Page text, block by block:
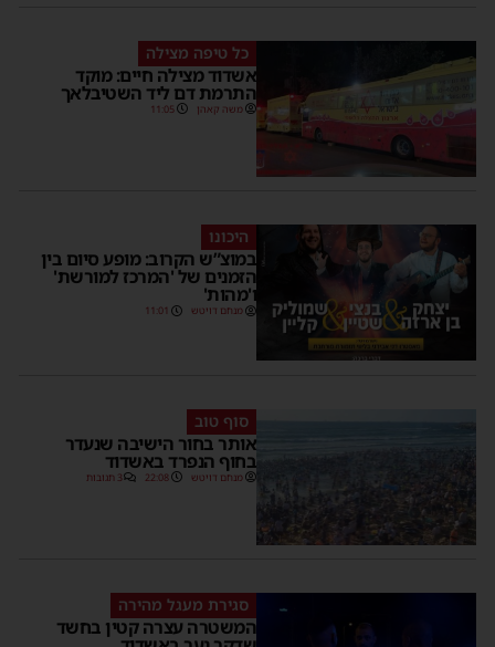
כל טיפה מצילה
אשדוד מצילה חיים: מוקד
התרמת דם ליד השטיבלאך
משה קאהן 11:05
היכונו
במוצ”ש הקרוב: מופע סיום בין
הזמנים של 'המרכז למורשת'
ו'מהות'
מנחם דויטש 11:01
סוף טוב
אותר בחור הישיבה שנעדר
בחוף הנפרד באשדוד
מנחם דויטש 22:08 3 תגובות
סגירת מעגל מהירה
המשטרה עצרה קטין בחשד